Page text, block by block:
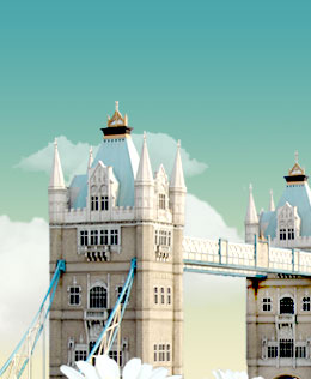
小德兰爱心书屋最新公告 有一天，我
做了一个奇怪的梦，至今让我难忘。
梦中，我看到一本打开的用石头做的
书，我用舌头去舔它，觉得有一种甜
味，我就更用力去舔，最后从这本书
里流出活水来了。从那以后，一种想